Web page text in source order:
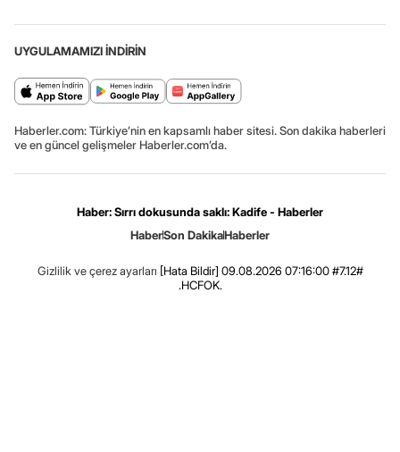
UYGULAMAMIZI İNDİRİN
Haberler.com: Türkiye’nin en kapsamlı haber sitesi. Son dakika haberleri
ve en güncel gelişmeler Haberler.com’da.
Haber: Sırrı dokusunda saklı: Kadife - Haberler
HaberSon DakikaHaberler
Gizlilik ve çerez ayarları [Hata Bildir] 09.08.2026 07:16:00 #7.12#
.HCFOK.